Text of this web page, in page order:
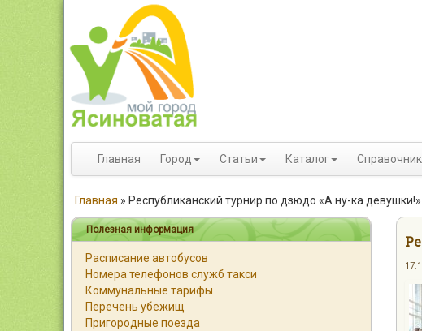
Главная Город Статьи Каталог Справочник
Главная » Республиканский турнир по дзюдо «А ну-ка девушки!»
Полезная информация
Расписание автобусов
Номера телефонов служб такси
Коммунальные тарифы
Перечень убежищ
Пригородные поезда